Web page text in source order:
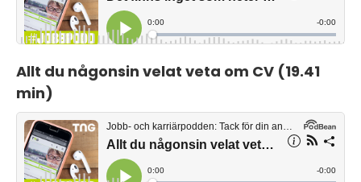
Allt du någonsin velat veta om CV (19.41
min)